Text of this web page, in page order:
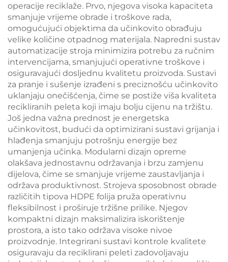
operacije reciklaže. Prvo, njegova visoka kapaciteta
smanjuje vrijeme obrade i troškove rada,
omogućujući objektima da učinkovito obrađuju
velike količine otpadnog materijala. Napredni sustav
automatizacije stroja minimizira potrebu za ručnim
intervencijama, smanjujući operativne troškove i
osiguravajući dosljednu kvalitetu proizvoda. Sustavi
za pranje i sušenje izrađeni s preciznošću učinkovito
uklanjaju onečišćenja, čime se postiže viša kvaliteta
recikliranih peleta koji imaju bolju cijenu na tržištu.
Još jedna važna prednost je energetska
učinkovitost, budući da optimizirani sustavi grijanja i
hlađenja smanjuju potrošnju energije bez
umanjenja učinka. Modularni dizajn opreme
olakšava jednostavnu održavanja i brzu zamjenu
dijelova, čime se smanjuje vrijeme zaustavljanja i
održava produktivnost. Strojeva sposobnost obrade
različitih tipova HDPE folija pruža operativnu
fleksibilnost i proširuje tržišne prilike. Njegov
kompaktni dizajn maksimalizira iskorištenje
prostora, a isto tako održava visoke nivoe
proizvodnje. Integrirani sustavi kontrole kvalitete
osiguravaju da reciklirani peleti zadovoljavaju